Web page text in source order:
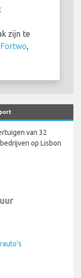
zijn te
,
van 32
op Lisbon